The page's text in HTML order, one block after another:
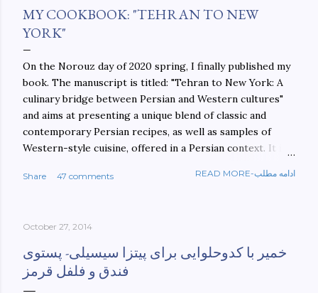
MY COOKBOOK: "TEHRAN TO NEW
YORK"
On the Norouz day of 2020 spring, I finally published my
book. The manuscript is titled: "Tehran to New York: A
culinary bridge between Persian and Western cultures"
and aims at presenting a unique blend of classic and
contemporary Persian recipes, as well as samples of
Western-style cuisine, offered in a Persian context. It is
walls. This book aims at constructing a bridge between
York-culinary-cultures-
ebook/dp/B0861H47GS/ref=sr_1_1?
dchild=1&keywords=tehran+to+new+york&qid=158481093
0&sr=8-1
Share 47 comments READ MORE-ادامه مطلب
October 27, 2014
خمیر با کدوحلوایی برای پیتزا سیسیلی- پستوی
فندق و فلفل قرمز